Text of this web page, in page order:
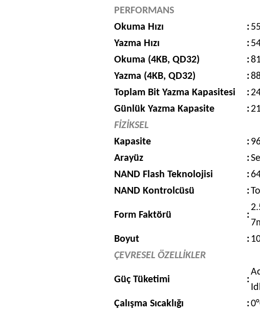
PERFORMANS
Okuma Hızı
:
Yazma Hızı
:
Okuma (4KB, QD32)
:
Yazma (4KB, QD32)
:
Toplam Bit Yazma Kapasitesi
:
Günlük Yazma Kapasite
:
FİZİKSEL
Kapasite
:
Arayüz
:
NAND Flash Teknolojisi
:
NAND Kontrolcüsü
:
Form Faktörü :
Boyut
:
ÇEVRESEL ÖZELLİKLER
Güç Tüketimi :
Çalışma Sıcaklığı
: